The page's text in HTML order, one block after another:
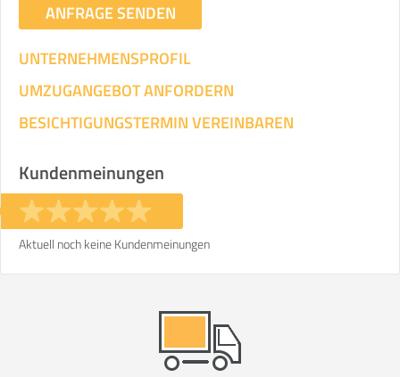
ANFRAGE SENDEN
UNTERNEHMENSPROFIL
UMZUGANGEBOT ANFORDERN
BESICHTIGUNGSTERMIN VEREINBAREN
Kundenmeinungen
Aktuell noch keine Kundenmeinungen